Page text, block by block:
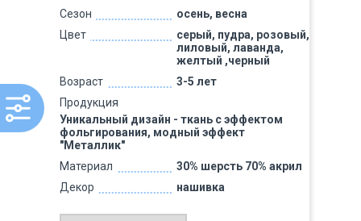
Сезон
осень, весна
Цвет
серый, пудра, розовый,
лиловый, лаванда,
желтый ,черный
Возраст
3-5 лет
Продукция
Уникальный дизайн - ткань с эффектом
фольгирования, модный эффект
"Металлик"
Материал
30% шерсть 70% акрил
Декор
нашивка